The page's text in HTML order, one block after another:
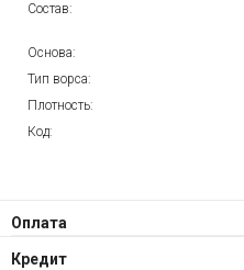
Состав:
Основа:
Тип ворса:
Плотность:
Код:
Оплата
Кредит